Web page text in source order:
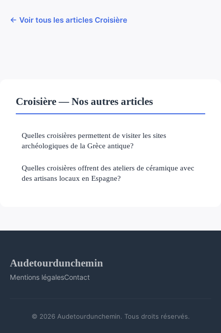
← Voir tous les articles Croisière
Croisière — Nos autres articles
Quelles croisières permettent de visiter les sites
archéologiques de la Grèce antique?
Quelles croisières offrent des ateliers de céramique avec
des artisans locaux en Espagne?
Audetourdunchemin
Mentions légalesContact
© 2026 Audetourdunchemin. Tous droits réservés.